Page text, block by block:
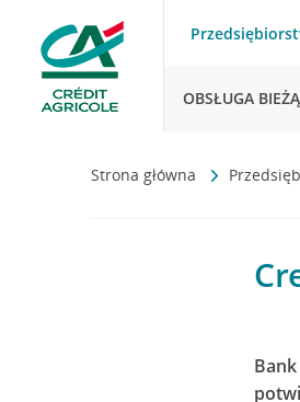
OBSŁUGA
Strona główna